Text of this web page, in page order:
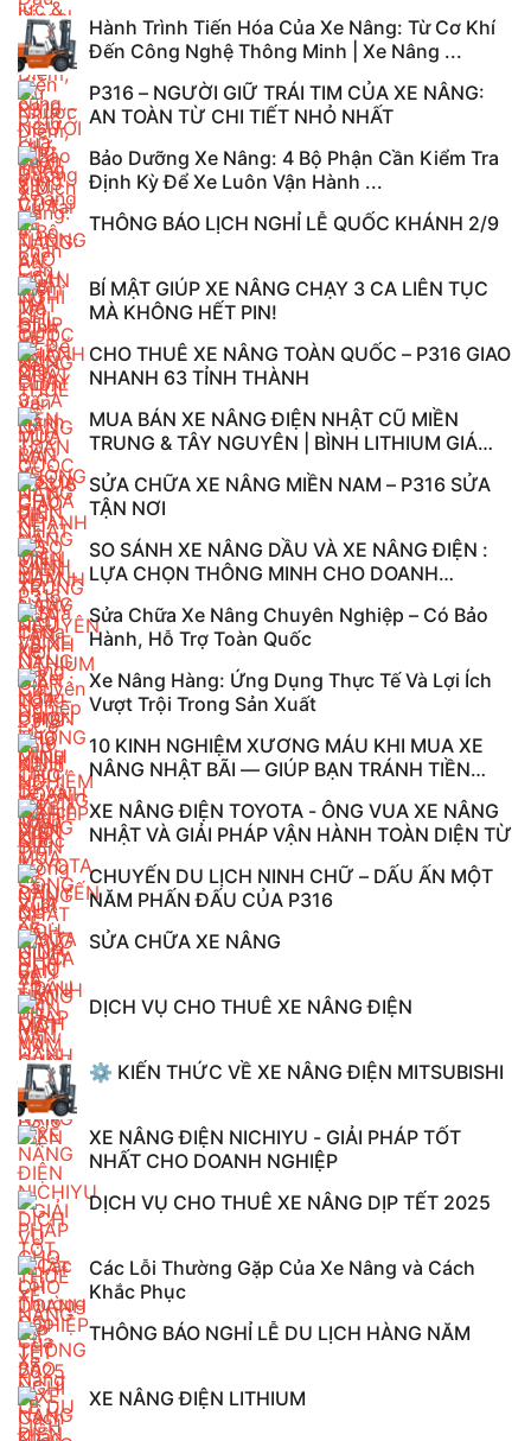
Hành Trình Tiến Hóa Của Xe Nâng: Từ Cơ Khí
Đến Công Nghệ Thông Minh | Xe Nâng ...
P316 – NGƯỜI GIỮ TRÁI TIM CỦA XE NÂNG:
AN TOÀN TỪ CHI TIẾT NHỎ NHẤT
Bảo Dưỡng Xe Nâng: 4 Bộ Phận Cần Kiểm Tra
Định Kỳ Để Xe Luôn Vận Hành ...
THÔNG BÁO LỊCH NGHỈ LỄ QUỐC KHÁNH 2/9
BÍ MẬT GIÚP XE NÂNG CHẠY 3 CA LIÊN TỤC
MÀ KHÔNG HẾT PIN!
CHO THUÊ XE NÂNG TOÀN QUỐC – P316 GIAO
NHANH 63 TỈNH THÀNH
MUA BÁN XE NÂNG ĐIỆN NHẬT CŨ MIỀN
TRUNG & TÂY NGUYÊN | BÌNH LITHIUM GIÁ
TỐT – P316
SỬA CHỮA XE NÂNG MIỀN NAM – P316 SỬA
TẬN NƠI
SO SÁNH XE NÂNG DẦU VÀ XE NÂNG ĐIỆN :
LỰA CHỌN THÔNG MINH CHO DOANH
Sửa Chữa Xe Nâng Chuyên Nghiệp – Có Bảo
Hành, Hỗ Trợ Toàn Quốc
Xe Nâng Hàng: Ứng Dụng Thực Tế Và Lợi Ích
Vượt Trội Trong Sản Xuất
10 KINH NGHIỆM XƯƠNG MÁU KHI MUA XE
NÂNG NHẬT BÃI — GIÚP BẠN TRÁNH TIỀN
MẤT, ...
XE NÂNG ĐIỆN TOYOTA - ÔNG VUA XE NÂNG
NHẬT VÀ GIẢI PHÁP VẬN HÀNH TOÀN DIỆN TỪ
CHUYẾN DU LỊCH NINH CHỮ – DẤU ẤN MỘT
NĂM PHẤN ĐẤU CỦA P316
SỬA CHỮA XE NÂNG
DỊCH VỤ CHO THUÊ XE NÂNG ĐIỆN
⚙️ KIẾN THỨC VỀ XE NÂNG ĐIỆN MITSUBISHI
XE NÂNG ĐIỆN NICHIYU - GIẢI PHÁP TỐT
NHẤT CHO DOANH NGHIỆP
DỊCH VỤ CHO THUÊ XE NÂNG DỊP TẾT 2025
Các Lỗi Thường Gặp Của Xe Nâng và Cách
Khắc Phục
THÔNG BÁO NGHỈ LỄ DU LỊCH HÀNG NĂM
XE NÂNG ĐIỆN LITHIUM